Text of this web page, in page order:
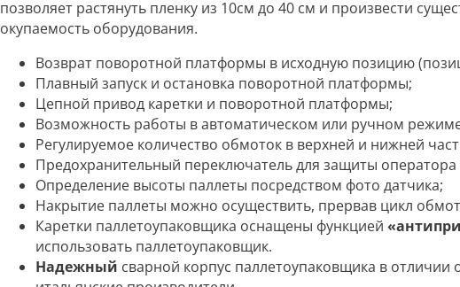
позволяет растянуть пленку из 10см до 40 см и произвести
окупаемость оборудования.
Возврат поворотной платформы в исходную позицию
Плавный запуск и остановка поворотной платформы;
Цепной привод каретки и поворотной платформы;
Возможность работы в автоматическом или ручном
Регулируемое количество обмоток в верхней и нижней
Предохранительный переключатель для защиты оператора
Определение высоты паллеты посредством фото датчика;
Накрытие паллеты можно осуществить, прервав цикл
Каретки паллетоупаковщика оснащены функцией
использовать паллетоупаковщик.
Надежный сварной корпус паллетоупаковщика в